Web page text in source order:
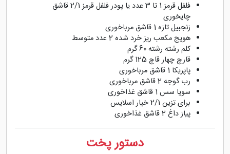
فلفل قرمز 1 تا 3 عدد یا پودر فلفل قرمز 2/1 قاشق
چایخوری
زنجبیل تازه 1 قاشق مرباخوری
هویج مکعب ریز خرد شده 2 عدد متوسط
کلم رشته رشته 60 گرم
قارچ چهار قاچ 125 گرم
پاپریکا 1 قاشق مرباخوری
رب گوجه 2 قاشق مرباخوری
سویا سس 1 قاشق غذاخوری
برای تزین 2/1 خیار اسلایس
پیاز داغ 2 قاشق غذاخوری
دستور پخت